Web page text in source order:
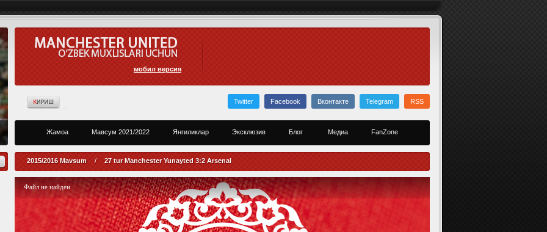
мобил версия
Twitter Facebook Вконтакте Telegram RSS
Жамоа Мавсум 2021/2022 Янгиликлар Эксклюзив Блог Медиа FanZone
2015/2016 Mavsum / 27 tur Manchester Yunayted 3:2 Arsenal